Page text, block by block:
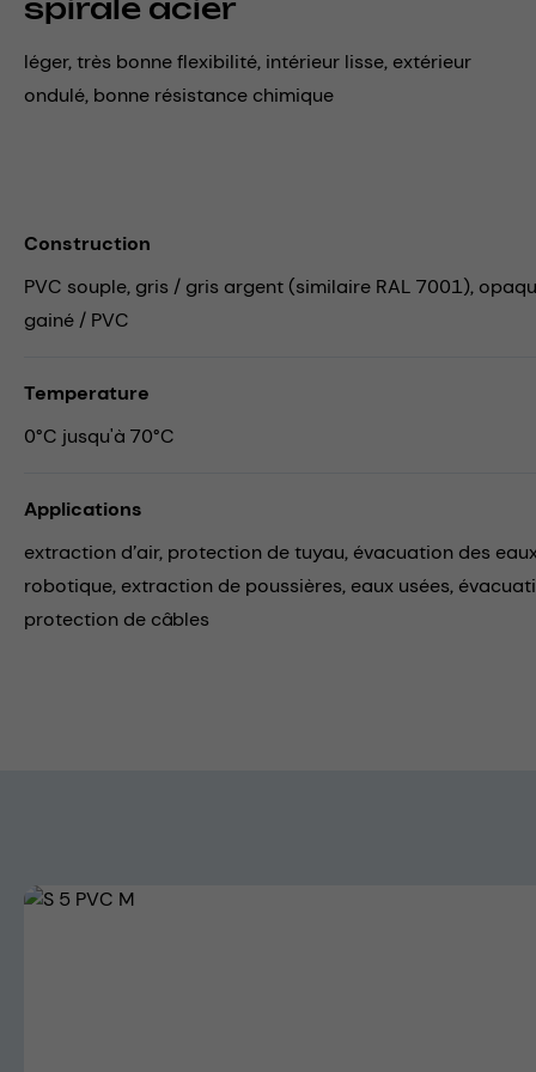
spirale acier
léger, très bonne flexibilité, intérieur lisse, extérieur
ondulé, bonne résistance chimique
Construction
PVC souple, gris / gris argent (similaire RAL 7001),
gainé / PVC
Temperature
0°C jusqu'à 70°C
Applications
extraction d’air, protection de tuyau, évacuation des
robotique, extraction de poussières, eaux usées,
protection de câbles
Skip image gallery